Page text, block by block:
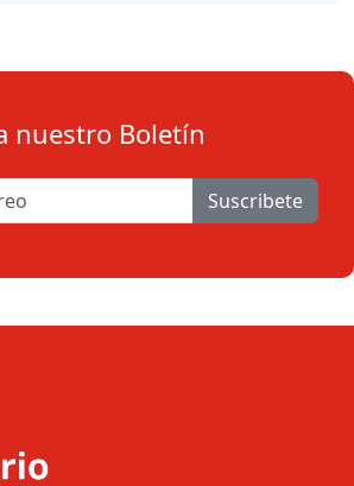
nuestro Boletín
Suscribete